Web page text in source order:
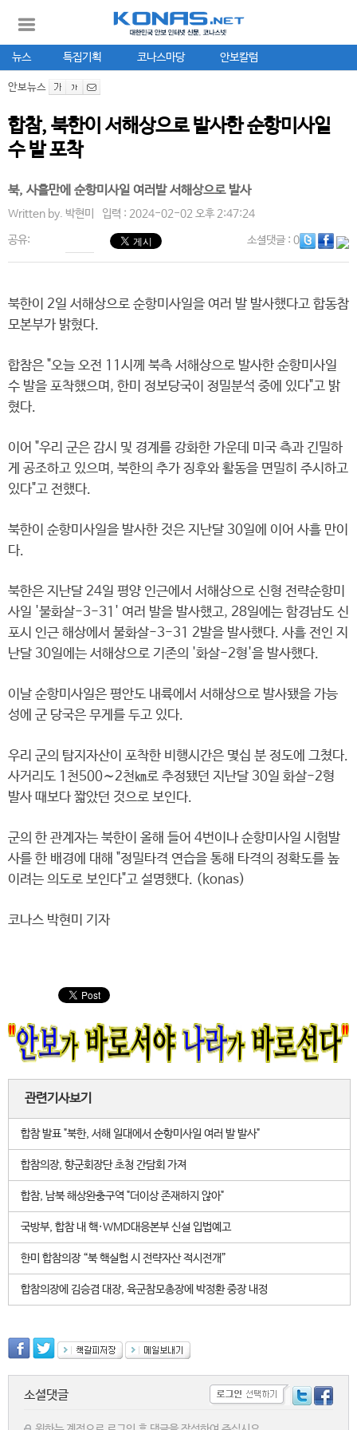
뉴스 특집기획 코나스마당 안보칼럼
안보뉴스
합참, 북한이 서해상으로 발사한 순항미사일
수 발 포착
북, 사흘만에 순항미사일 여러발 서해상으로 발사
Written by. 박현미 입력 : 2024-02-02 오후 2:47:24
공유: 소셜댓글: 0
북한이 2일 서해상으로 순항미사일을 여러 발 발사했다고 합동참
모본부가 밝혔다.
합참은 "오늘 오전 11시께 북측 서해상으로 발사한 순항미사일
수 발을 포착했으며, 한미 정보당국이 정밀분석 중에 있다"고 밝
혔다.
이어 "우리 군은 감시 및 경계를 강화한 가운데 미국 측과 긴밀하
게 공조하고 있으며, 북한의 추가 징후와 활동을 면밀히 주시하고
있다"고 전했다.
북한이 순항미사일을 발사한 것은 지난달 30일에 이어 사흘 만이
다.
북한은 지난달 24일 평양 인근에서 서해상으로 신형 전략순항미
사일 '불화살-3-31' 여러 발을 발사했고, 28일에는 함경남도 신
포시 인근 해상에서 불화살-3-31 2발을 발사했다. 사흘 전인 지
난달 30일에는 서해상으로 기존의 '화살-2형'을 발사했다.
이날 순항미사일은 평안도 내륙에서 서해상으로 발사됐을 가능
성에 군 당국은 무게를 두고 있다.
우리 군의 탐지자산이 포착한 비행시간은 몇십 분 정도에 그쳤다.
사거리도 1천500∼2천㎞로 추정됐던 지난달 30일 화살-2형
발사 때보다 짧았던 것으로 보인다.
군의 한 관계자는 북한이 올해 들어 4번이나 순항미사일 시험발
사를 한 배경에 대해 "정밀타격 연습을 통해 타격의 정확도를 높
이려는 의도로 보인다"고 설명했다. (konas)
코나스 박현미 기자
관련기사보기
합참 발표 "북한, 서해 일대에서 순항미사일 여러 발 발사"
합참의장, 향군회장단 초청 간담회 가져
합참, 남북 해상완충구역 "더이상 존재하지 않아"
국방부, 합참 내 핵·WMD대응본부 신설 입법예고
한미 합참의장 “북 핵실험 시 전략자산 적시전개”
합참의장에 김승겸 대장, 육군참모총장에 박정환 중장 내정
소셜댓글